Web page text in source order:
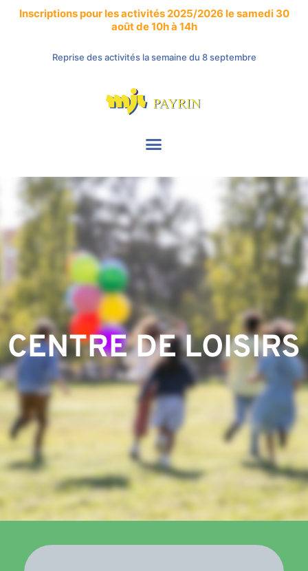
Inscriptions pour les activités 2025/2026 le samedi 30
août de 10h à 14h
Reprise des activités la semaine du 8 septembre
CENTRE DE LOISIRS